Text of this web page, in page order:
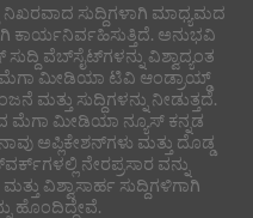
ಸುದ್ದಿಗಳಾಗಿ ಮಾಧ್ಯಮದ
ಕಾರ್ಯನಿರ್ವಹಿಸುತ್ತಿದೆ. ಅನುಭವಿ
ವೆಬ್‌ಸೈಟ್‌ಗಳನ್ನು ವಿಶ್ವಾದ್ಯಂತ
ಮೆಗಾ ಮೀಡಿಯಾ ಟಿವಿ ಆಂಡ್ರಾಯ್ಡ್
ಮತ್ತು ಸುದ್ದಿಗಳನ್ನು ನೀಡುತ್ತದೆ.
ಮೆಗಾ ಮೀಡಿಯಾ ನ್ಯೂಸ್ ಕನ್ನಡ
ಅಪ್ಲಿಕೇಶನ್‌ಗಳು ಮತ್ತು ದೊಡ್ಡ
ನೇರಪ್ರಸಾರ ವನ್ನು
ವಿಶ್ವಾಸಾರ್ಹ ಸುದ್ದಿಗಳಿಗಾಗಿ
ಹೊಂದಿದ್ದೇವೆ.